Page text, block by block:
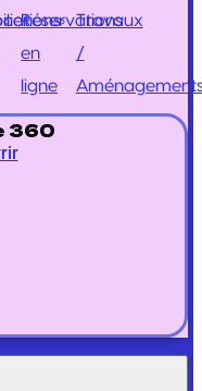
Réservations
en
ligne
Travaux
/
360